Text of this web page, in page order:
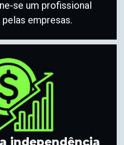
se um profissional
empresas.
independência